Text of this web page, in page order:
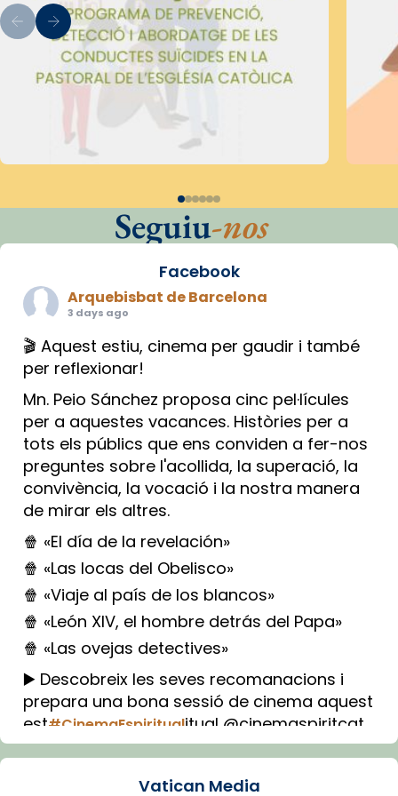
Seguiu-nos
Facebook
Arquebisbat de Barcelona
3 days ago
🎬 Aquest estiu, cinema per gaudir i també
per reflexionar!
Mn. Peio Sánchez proposa cinc pel·lícules
per a aquestes vacances. Històries per a
tots els públics que ens conviden a fer-nos
preguntes sobre l'acollida, la superació, la
convivència, la vocació i la nostra manera
de mirar els altres.
🍿 «El día de la revelación»
🍿 «Las locas del Obelisco»
🍿 «Viaje al país de los blancos»
🍿 «León XIV, el hombre detrás del Papa»
🍿 «Las ovejas detectives»
▶️ Descobreix les seves recomanacions i
prepara una bona sessió de cinema aquest
est#CinemaEspiritualitual @cinemaspiritcat
Imatge: Generada amb IA (OpenAI)
Vatican Media